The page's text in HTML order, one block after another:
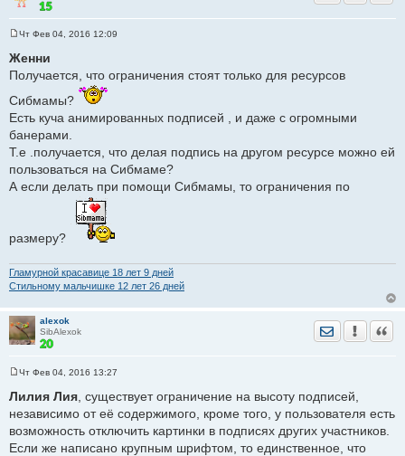
о
о
б
е
н
и
Чт Фев 04, 2016 12:09
Женни
Получается, что ограничения стоят только для ресурсов
Сибмамы?
Есть куча анимированных подписей , и даже с огромными
банерами.
Т.е .получается, что делая подпись на другом ресурсе можно ей
пользоваться на Сибмаме?
А если делать при помощи Сибмамы, то ограничения по
размеру?
Гламурной красавице 18 лет 9 дней
Стильному мальчишке 12 лет 26 дней
alexok
SibAlexok
Отправить
о
б
е
н
Чт Фев 04, 2016 13:27
Лилия Лия , существует ограничение на высоту подписей,
независимо от её содержимого, кроме того, у пользователя есть
возможность отключить картинки в подписях других участников.
Если же написано крупным шрифтом, то единственное, что